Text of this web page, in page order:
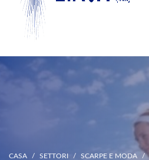
CASA SETTORI SCARPE E MODA